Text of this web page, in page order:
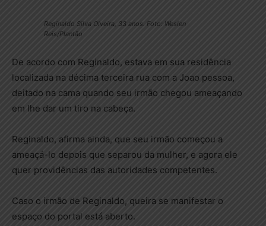
Reginaldo Silva Olveira, 33 anos. Foto: Weslen
Reis/Plantão
De acordo com Reginaldo, estava em sua residência
localizada na décima terceira rua com a Joao pessoa,
deitado na cama quando seu irmão chegou ameaçando
em lhe dar um tiro na cabeça.
Reginaldo, afirma ainda, que seu irmão começou a
ameaçá-lo depois que separou da mulher, e agora ele
quer providências das autoridades competentes.
Caso o irmão de Reginaldo, queira se manifestar o
espaço do portal está aberto.